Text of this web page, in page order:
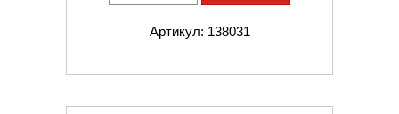
Артикул: 138031